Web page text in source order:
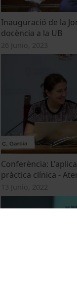
Inauguració de la
docència a la UB
26 Junio, 2023
Conferència:
pràctica clínica -
13 Junio, 2022